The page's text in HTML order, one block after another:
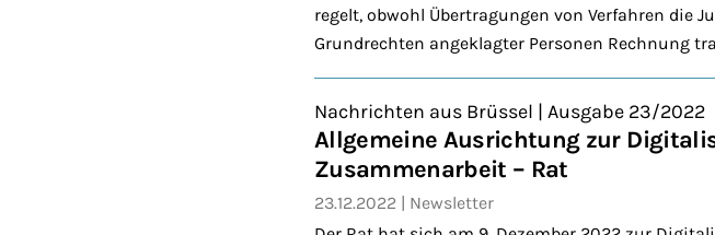
regelt, obwohl Übertragungen von Verfahren die
Grundrechten angeklagter Personen Rechnung
Nachrichten aus Brüssel | Ausgabe 23/2022
Allgemeine Ausrichtung zur
Zusammenarbeit – Rat
23.12.2022
Newsletter